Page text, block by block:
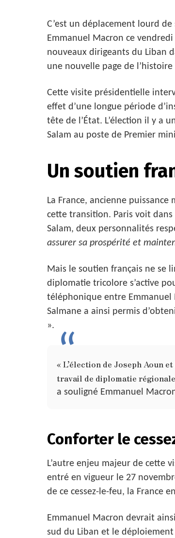
C’est un déplacement lourd
Emmanuel Macron ce
nouveaux dirigeants du Liban
une nouvelle page de l’histoire
Cette visite présidentielle
effet d’une longue période
tête de l’État. L’élection il y a
Salam au poste de Premier
Un soutien
La France, ancienne
cette transition. Paris voit dans
Salam, deux personnalités
assurer sa prospérité et
Mais le soutien français ne se
diplomatie tricolore s’active
téléphonique entre
Salmane a ainsi permis
».
« L’élection de Joseph Aoun
travail de diplomatie
a souligné Emmanuel
Conforter le
L’autre enjeu majeur de cette
entré en vigueur le 27
de ce cessez-le-feu, la France
Emmanuel Macron devrait
sud du Liban et le déploiement